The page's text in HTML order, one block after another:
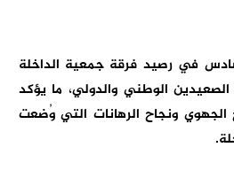
في رصيد فرقة جمعية الداخلة
الوطني والدولي، ما يؤكد
الجهوي ونجاح الرهانات التي وُضعت